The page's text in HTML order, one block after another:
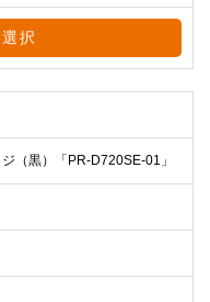
選択
（黒）「PR-D720SE-01」